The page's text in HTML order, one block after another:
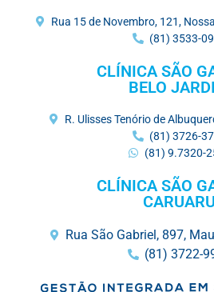
Rua 15 de Novembro, 121,
(81) 3533-
CLÍNICA SÃO
BELO
R. Ulisses Tenório de
(81) 3726-
(81) 9.7320-
CLÍNICA SÃO
CARUARU
Rua São Gabriel, 897,
(81) 3722-